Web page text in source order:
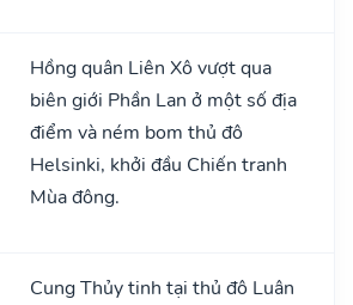
Hồng quân Liên Xô vượt qua
biên giới Phần Lan ở một số địa
điểm và ném bom thủ đô
Helsinki, khởi đầu Chiến tranh
Mùa đông.
Cung Thủy tinh tại thủ đô Luân